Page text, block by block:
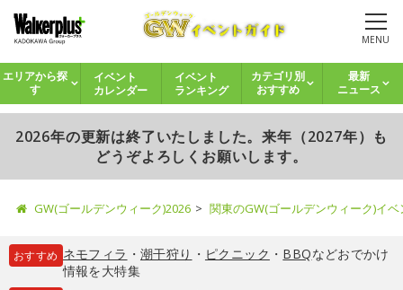
MENU
エリアから探
す
イベント
カレンダー
イベント
ランキング
カテゴリ別
おすすめ
最新
ニュース
2026年の更新は終了いたしました。来年（2027年）も
どうぞよろしくお願いします。
GW(ゴールデンウィーク)2026 関東のGW(ゴールデンウィーク)イ
おすすめ ネモフィラ ・ 潮干狩り ・ ピクニック ・ BBQなどおでかけ
情報を大特集